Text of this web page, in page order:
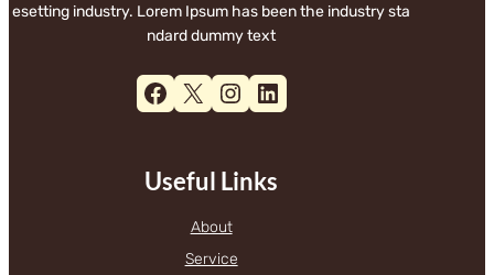
esetting industry. Lorem Ipsum has been the industry sta
ndard dummy text
Facebook X Instagram LinkedIn
Useful Links
About
Service